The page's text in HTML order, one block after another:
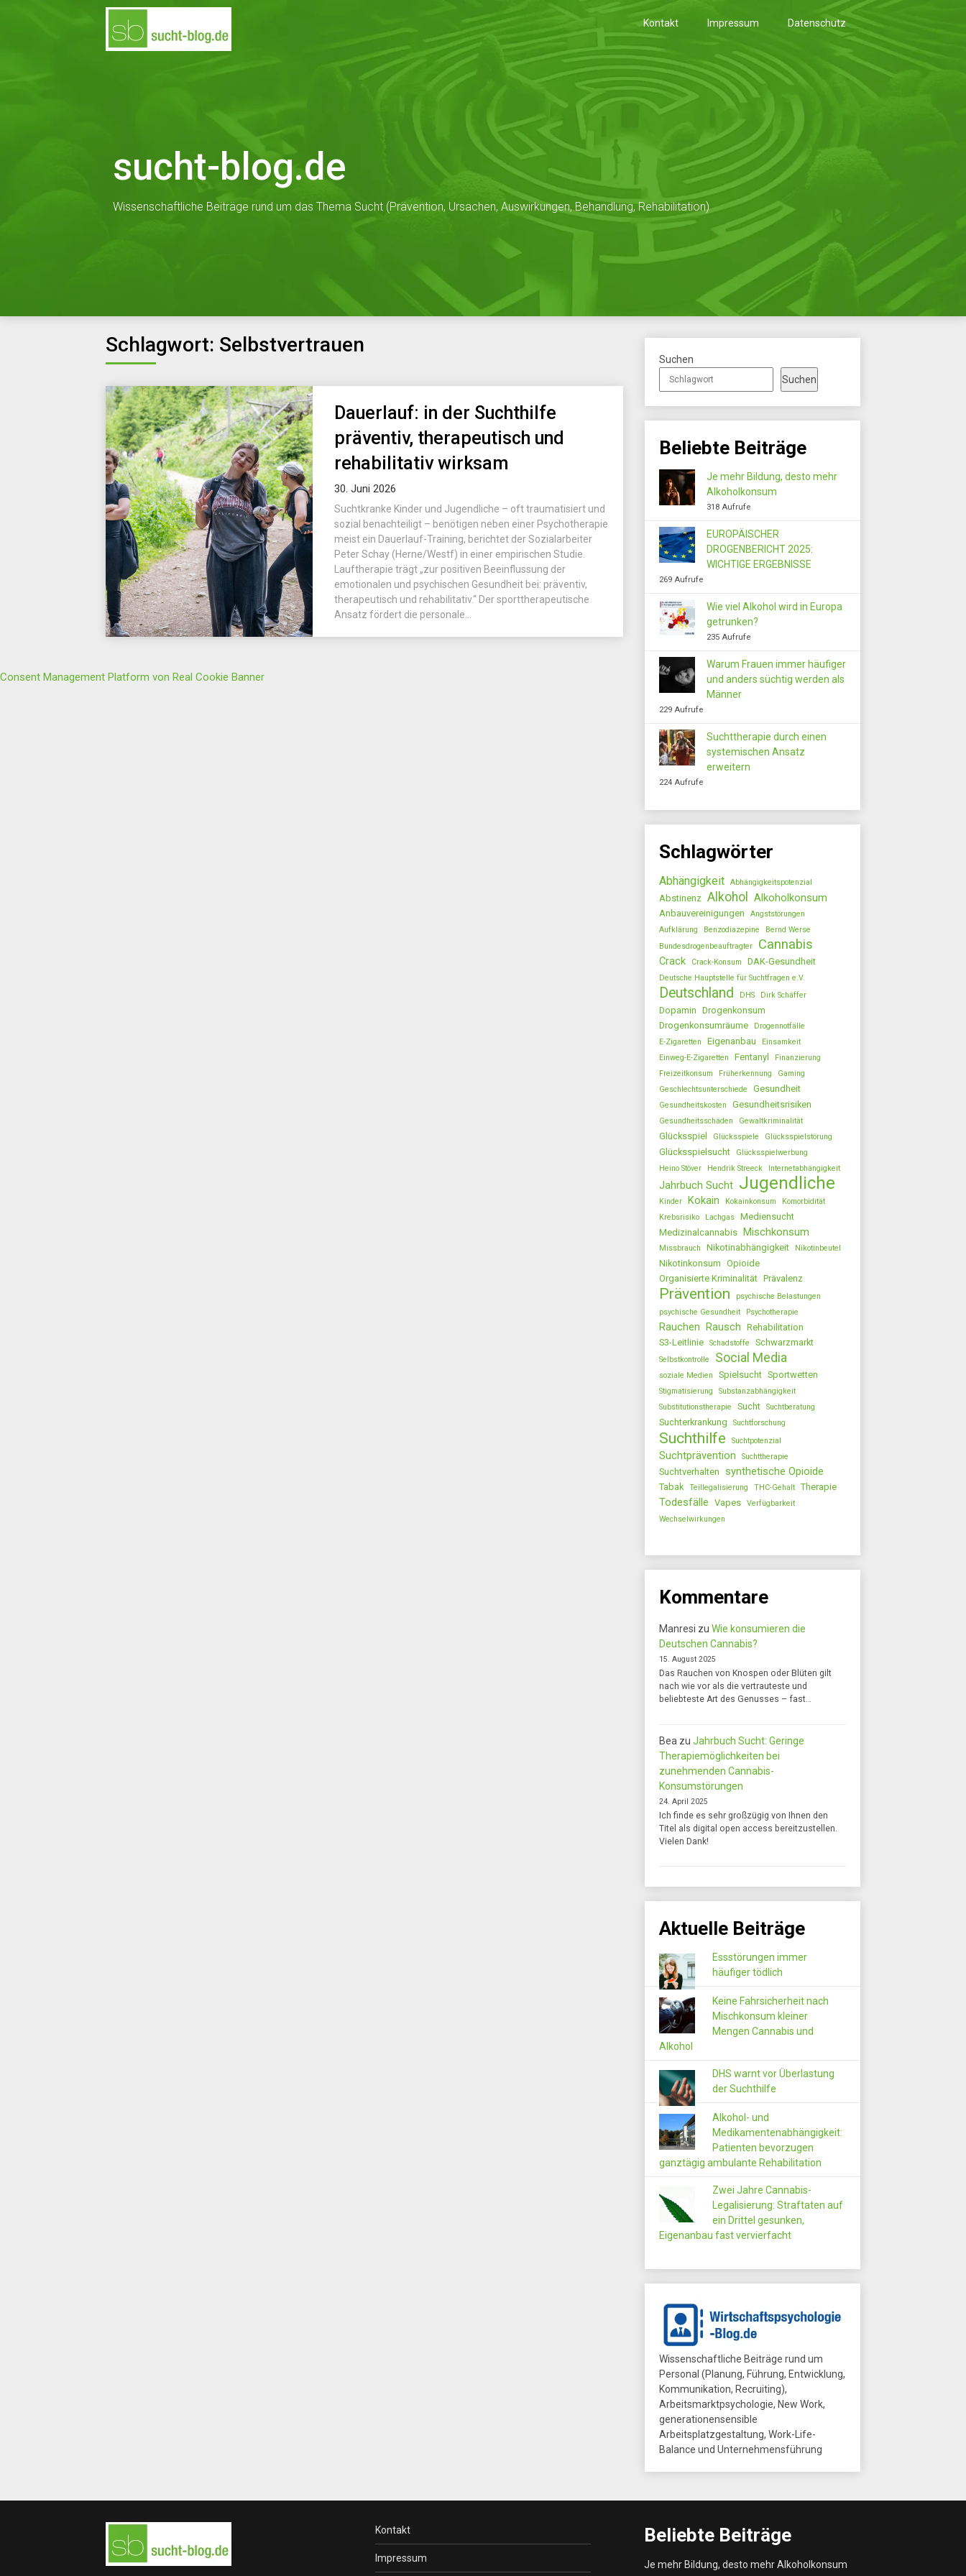
Kontakt Impressum Datenschutz
sucht-blog.de
Wissenschaftliche Beiträge rund um das Thema Sucht (Prävention, Ursachen, Auswirkungen, Behandlung, Rehabilitation)
Schlagwort: Selbstvertrauen
Dauerlauf: in der Suchthilfe
präventiv, therapeutisch und
rehabilitativ wirksam
30. Juni 2026
Suchtkranke Kinder und Jugendliche – oft traumatisiert und
sozial benachteiligt – benötigen neben einer Psychotherapie
meist ein Dauerlauf-Training, berichtet der Sozialarbeiter
Peter Schay (Herne/Westf) in einer empirischen Studie.
Lauftherapie trägt „zur positiven Beeinflussung der
emotionalen und psychischen Gesundheit bei: präventiv,
therapeutisch und rehabilitativ.“ Der sporttherapeutische
Ansatz fördert die personale...
Suchen
Suchen
Beliebte Beiträge
Je mehr Bildung, desto mehr
Alkoholkonsum
318 Aufrufe
EUROPÄISCHER
DROGENBERICHT 2025:
WICHTIGE ERGEBNISSE
269 Aufrufe
Wie viel Alkohol wird in Europa
getrunken?
235 Aufrufe
Warum Frauen immer häufiger
und anders süchtig werden als
Männer
229 Aufrufe
Suchttherapie durch einen
systemischen Ansatz
erweitern
224 Aufrufe
Schlagwörter
Abhängigkeit Abhängigkeitspotenzial
Abstinenz Alkohol Alkoholkonsum
Anbauvereinigungen
Angststörungen
Aufklärung
Benzodiazepine
Bernd Werse
Bundesdrogenbeauftragter
Cannabis
Crack Crack-Konsum DAK-Gesundheit
Deutsche Hauptstelle für Suchtfragen e.V.
Deutschland DHS Dirk Schäffer
Dopamin Drogenkonsum
Drogenkonsumräume
Drogennotfälle
E-Zigaretten
Eigenanbau
Einsamkeit
Einweg-E-Zigaretten
Fentanyl
Finanzierung
Freizeitkonsum
Früherkennung
Gaming
Geschlechtsunterschiede
Gesundheit
Gesundheitskosten Gesundheitsrisiken
Gesundheitsschäden Gewaltkriminalität
Glücksspiel Glücksspiele Glücksspielstörung
Glücksspielsucht
Glücksspielwerbung
Heino Stöver
Hendrik Streeck Internetabhängigkeit
Jahrbuch Sucht Jugendliche
Kinder Kokain Kokainkonsum
Komorbidität
Krebsrisiko
Lachgas
Mediensucht
Medizinalcannabis Mischkonsum
Missbrauch Nikotinabhängigkeit Nikotinbeutel
Nikotinkonsum Opioide
Organisierte Kriminalität Prävalenz
Prävention
psychische Belastungen
psychische Gesundheit
Psychotherapie
Rauchen Rausch Rehabilitation
S3-Leitlinie
Schadstoffe Schwarzmarkt
Selbstkontrolle Social Media
soziale Medien Spielsucht Sportwetten
Stigmatisierung
Substanzabhängigkeit
Substitutionstherapie
Sucht Suchtberatung
Suchterkrankung Suchtforschung
Suchthilfe Suchtpotenzial
Suchtprävention Suchttherapie
Suchtverhalten synthetische Opioide
Tabak Teillegalisierung THC-Gehalt Therapie
Todesfälle Vapes
Verfügbarkeit
Wechselwirkungen
Kommentare
Manresi zu Wie konsumieren die
Deutschen Cannabis?
15. August 2025
Das Rauchen von Knospen oder Blüten gilt
nach wie vor als die vertrauteste und
beliebteste Art des Genusses – fast…
Bea zu Jahrbuch Sucht: Geringe
Therapiemöglichkeiten bei
zunehmenden Cannabis-
Konsumstörungen
24. April 2025
Ich finde es sehr großzügig von Ihnen den
Titel als digital open access bereitzustellen.
Vielen Dank!
Aktuelle Beiträge
Essstörungen immer
häufiger tödlich
Keine Fahrsicherheit nach
Mischkonsum kleiner
Mengen Cannabis und
Alkohol
DHS warnt vor Überlastung
der Suchthilfe
Alkohol- und
Medikamentenabhängigkeit:
Patienten bevorzugen
ganztägig ambulante Rehabilitation
Zwei Jahre Cannabis-
Legalisierung: Straftaten auf
ein Drittel gesunken,
Eigenanbau fast vervierfacht
Wissenschaftliche Beiträge rund um
Personal (Planung, Führung, Entwicklung,
Kommunikation, Recruiting),
Arbeitsmarktpsychologie, New Work,
generationensensible
Arbeitsplatzgestaltung, Work-Life-
Balance und Unternehmensführung
Kontakt
Impressum
Beliebte Beiträge
Je mehr Bildung, desto mehr Alkoholkonsum
Consent Management Platform von Real Cookie Banner